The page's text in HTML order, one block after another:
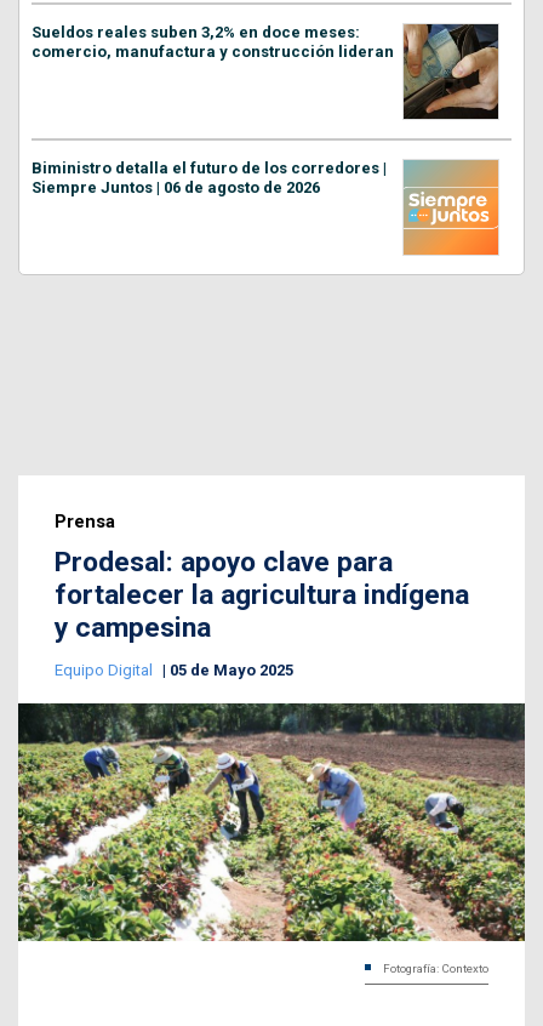
Sueldos reales suben 3,2% en doce meses:
comercio, manufactura y construcción lideran
Biministro detalla el futuro de los corredores |
Siempre Juntos | 06 de agosto de 2026
Prensa
Prodesal: apoyo clave para
fortalecer la agricultura indígena
y campesina
Equipo Digital 05 de Mayo 2025
Fotografía: Contexto